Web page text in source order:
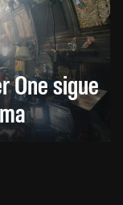
One sigue